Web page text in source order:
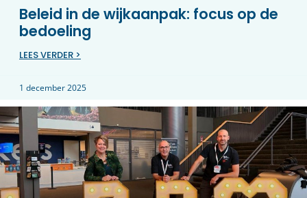
Beleid in de wijkaanpak: focus op de
bedoeling
LEES VERDER >
1 december 2025